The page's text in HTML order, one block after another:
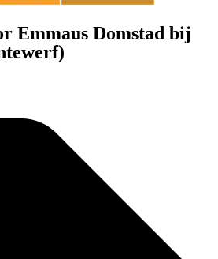
Emmaus Domstad bij